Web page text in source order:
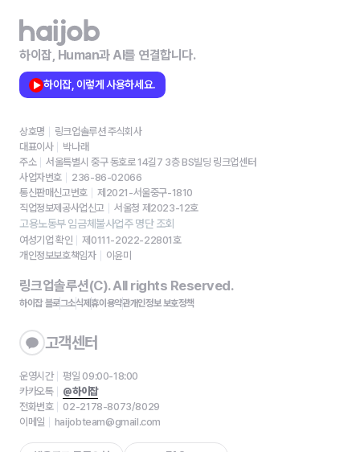
하이잡, Human과 AI를 연결합니다.
하이잡, 이렇게 사용하세요.
상호명
링크업솔루션 주식회사
대표이사
박나래
주소
서울특별시 중구 동호로 14길7 3층 BS빌딩 링크업센터
사업자번호
236-86-02066
통신판매신고번호
제2021-서울중구-1810
직업정보제공사업신고
서울청 제2023-12호
고용노동부 임금체불사업주 명단 조회
여성기업 확인
제0111-2022-22801호
개인정보보호책임자
이윤미
링크업솔루션(C). All rights Reserved.
하이잡 블로그소식제휴이용약관개인정보 보호정책
고객센터
운영시간
평일 09:00-18:00
카카오톡
@하이잡
전화번호
02-2178-8073/8029
이메일
haijobteam@gmail.com